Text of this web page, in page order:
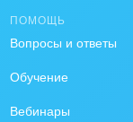
ПОМОЩЬ
Вопросы и ответы
Обучение
Вебинары